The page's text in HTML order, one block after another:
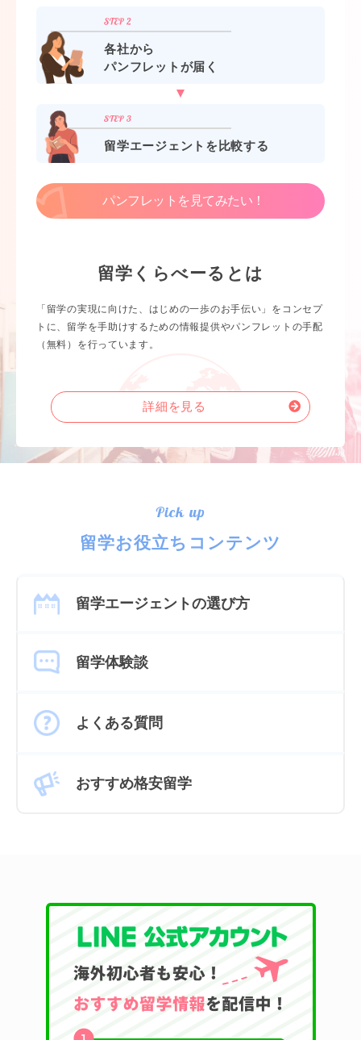
各社から
パンフレットが届く
留学エージェントを比較する
パンフレットを見てみたい！
留学くらべーるとは
「留学の実現に向けた、はじめの一歩のお手伝い」をコンセプ
トに、留学を手助けするための情報提供やパンフレットの手配
（無料）を行っています。
詳細を見る
Pick up
留学お役立ちコンテンツ
留学エージェントの選び方
留学体験談
よくある質問
おすすめ格安留学